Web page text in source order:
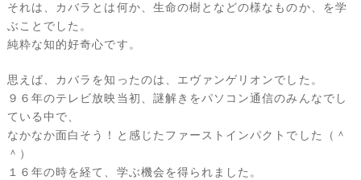
それは、カバラとは何か、生命の樹となどの様なものか、を学
ぶことでした。
純粋な知的好奇心です。
思えば、カバラを知ったのは、エヴァンゲリオンでした。
９６年のテレビ放映当初、謎解きをパソコン通信のみんなでし
ている中で、
なかなか面白そう！と感じたファーストインパクトでした（＾
＾）
１６年の時を経て、学ぶ機会を得られました。